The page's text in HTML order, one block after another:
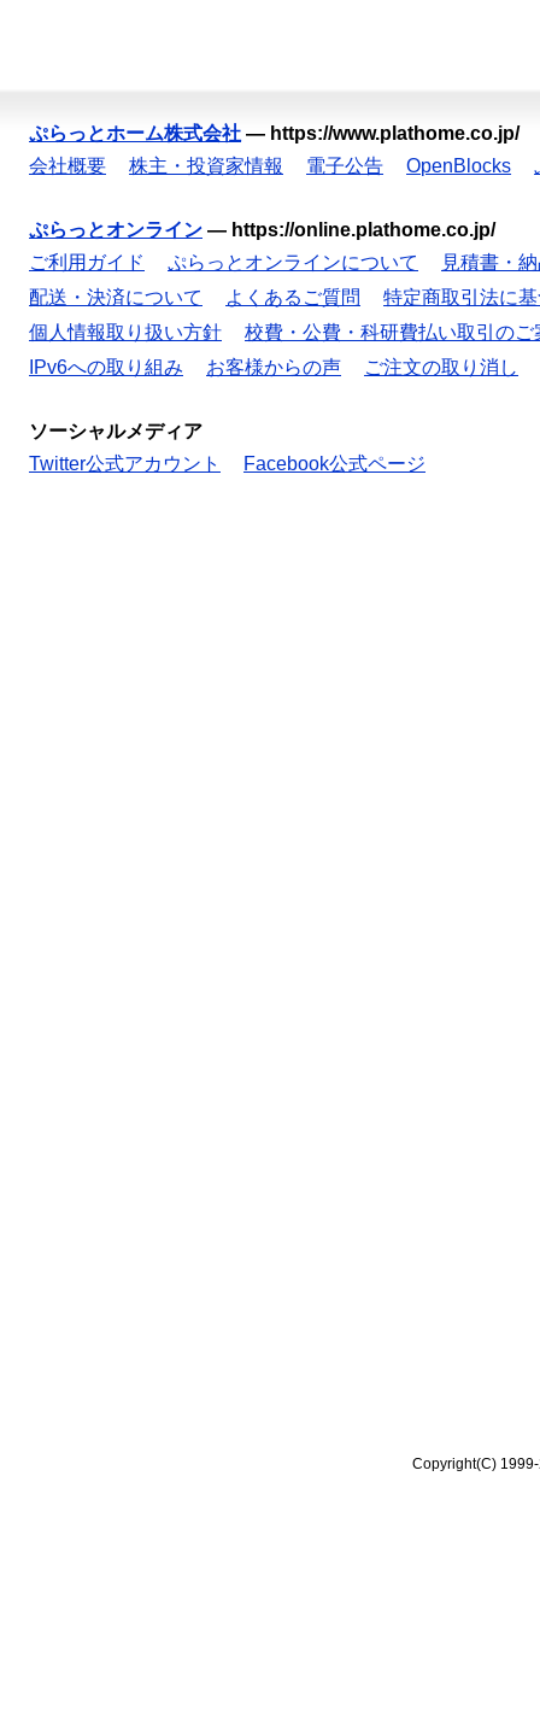
ぷらっとホーム株式会社 — https://www.plathome.co.jp/
会社概要
株主・投資家情報 電子公告 OpenBlocks
ぷらっとオンライン — https://online.plathome.co.jp/
ご利用ガイド
ぷらっとオンラインについて
見積書・
配送・決済について
よくあるご質問
特定商取引法に
個人情報取り扱い方針
校費・公費・科研費払い取引のご
IPv6への取り組み
お客様からの声 ご注文の取り消し
ソーシャルメディア
Twitter公式アカウント
Facebook公式ページ
Copyright(C)